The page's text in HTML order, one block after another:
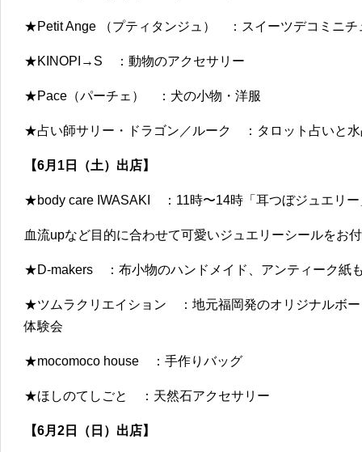
★Petit Ange （プティタンジュ） ：スイーツデコミニチ
★KINOPI→S ：動物のアクセサリー
★Pace（パーチェ） ：犬の小物・洋服
★占い師サリー・ドラゴン／ルーク ：タロット占いと水
【6月1日（土）出店】
★body care IWASAKI ：11時〜14時「耳つぼジュエリー
血流upなど目的に合わせて可愛いジュエリーシールをお
★D-makers ：布小物のハンドメイド、アンティーク紙
★ツムラクリエイション ：地元福岡発のオリジナルボー
体験会
★mocomoco house ：手作りバッグ
★ほしのてしごと ：天然石アクセサリー
【6月2日（日）出店】